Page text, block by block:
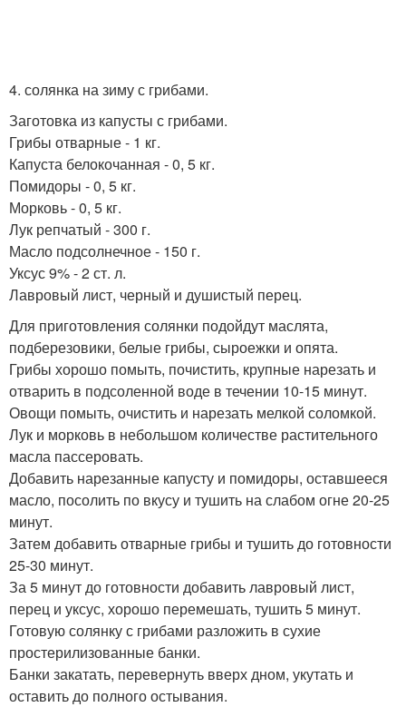
4. солянка на зиму с грибами.
Заготовка из капусты с грибами.
Грибы отварные - 1 кг.
Капуста белокочанная - 0, 5 кг.
Помидоры - 0, 5 кг.
Морковь - 0, 5 кг.
Лук репчатый - 300 г.
Масло подсолнечное - 150 г.
Уксус 9% - 2 ст. л.
Лавровый лист, черный и душистый перец.
Для приготовления солянки подойдут маслята,
подберезовики, белые грибы, сыроежки и опята.
Грибы хорошо помыть, почистить, крупные нарезать и
отварить в подсоленной воде в течении 10-15 минут.
Овощи помыть, очистить и нарезать мелкой соломкой.
Лук и морковь в небольшом количестве растительного
масла пассеровать.
Добавить нарезанные капусту и помидоры, оставшееся
масло, посолить по вкусу и тушить на слабом огне 20-25
минут.
Затем добавить отварные грибы и тушить до готовности
25-30 минут.
За 5 минут до готовности добавить лавровый лист,
перец и уксус, хорошо перемешать, тушить 5 минут.
Готовую солянку с грибами разложить в сухие
простерилизованные банки.
Банки закатать, перевернуть вверх дном, укутать и
оставить до полного остывания.